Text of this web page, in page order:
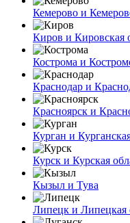
Кемерово и
Киров и Кировская
Кострома и
Краснодар и
Красноярск и
Курган и
Курск и Курская
Кызыл и Тува
Липецк и Липецкая